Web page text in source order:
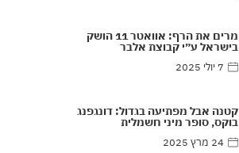
מרים את הרף: אוואטר 11 הושק
בישראל ע״י קבוצת אלבר
7 יולי 2025
קטנה אבל מפתיעה בגדול: דונגפנג
בוקס, סופר מיני חשמלית
24 מרץ 2025